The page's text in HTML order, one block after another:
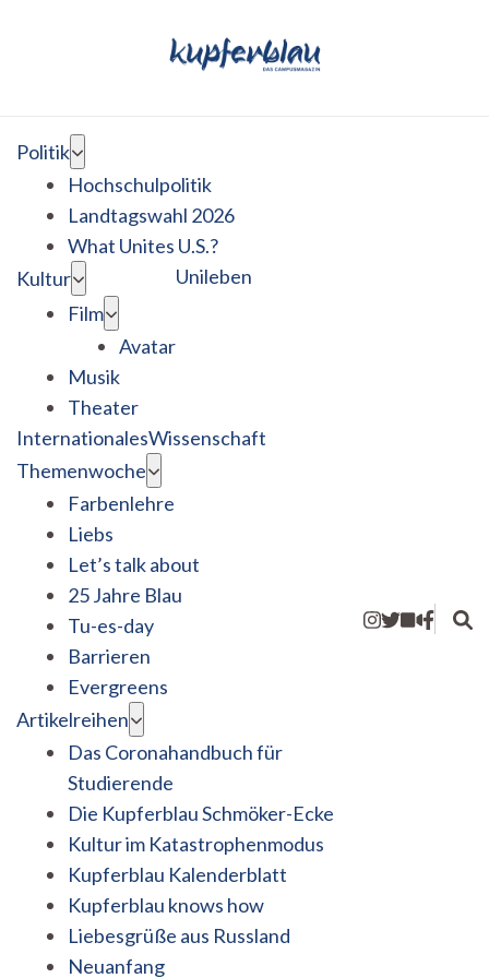
Politik
Hochschulpolitik
Landtagswahl 2026
What Unites U.S.?
Kultur
Film
Avatar
Musik
Theater
Unileben
InternationalesWissenschaft
Themenwoche
Farbenlehre
Liebs
Let’s talk about
25 Jahre Blau
Tu-es-day
Barrieren
Evergreens
Artikelreihen
Das Coronahandbuch für
Studierende
Die Kupferblau Schmöker-Ecke
Kultur im Katastrophenmodus
Kupferblau Kalenderblatt
Kupferblau knows how
Liebesgrüße aus Russland
Neuanfang